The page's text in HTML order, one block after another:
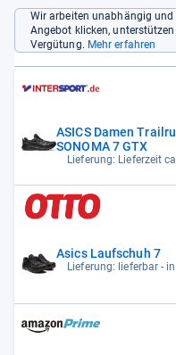
Wir arbeiten unabhängig und
Angebot klicken,
Vergütung. Mehr erfahren
ASICS Damen
SONOMA 7 GTX
Lieferung: Lieferzeit
Asics Laufschuh 7
Lieferung: lieferbar -